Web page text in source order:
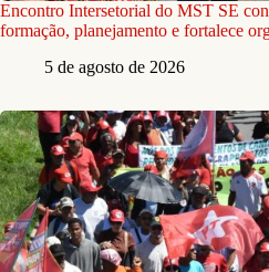
Encontro Intersetorial do MST SE
formação, planejamento e fortalece
5 de agosto de 2026